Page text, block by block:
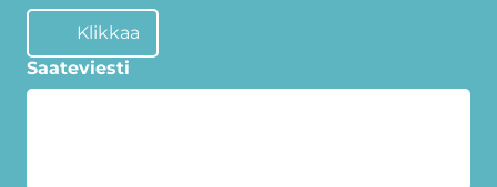
Klikkaa
Saateviesti